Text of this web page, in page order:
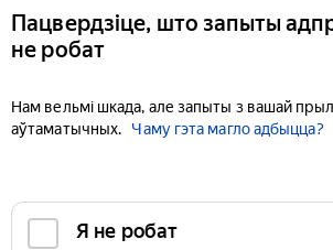
Пацвердзіце, што запыты
не робат
Нам вельмі шкада, але запыты з вашай
аўтаматычных.
Чаму гэта магло адбыцца?
Я не робат